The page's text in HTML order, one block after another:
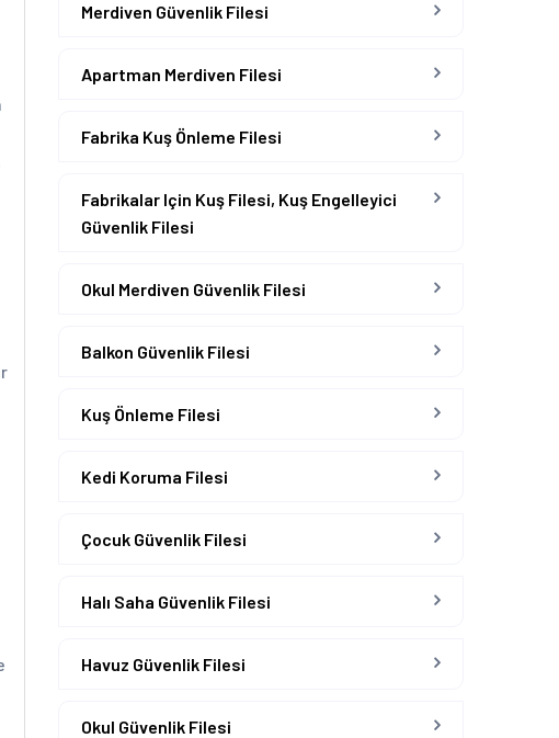
Merdiven Güvenlik Filesi
Apartman Merdiven Filesi
Fabrika Kuş Önleme Filesi
Fabrikalar Için Kuş Filesi, Kuş Engelleyici
Güvenlik Filesi
Okul Merdiven Güvenlik Filesi
Balkon Güvenlik Filesi
Kuş Önleme Filesi
Kedi Koruma Filesi
Çocuk Güvenlik Filesi
Halı Saha Güvenlik Filesi
Havuz Güvenlik Filesi
Okul Güvenlik Filesi